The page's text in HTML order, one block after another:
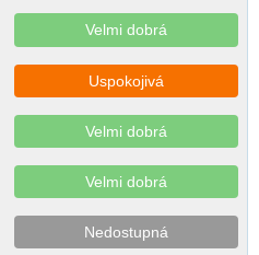
Velmi dobrá
Uspokojivá
Velmi dobrá
Velmi dobrá
Nedostupná